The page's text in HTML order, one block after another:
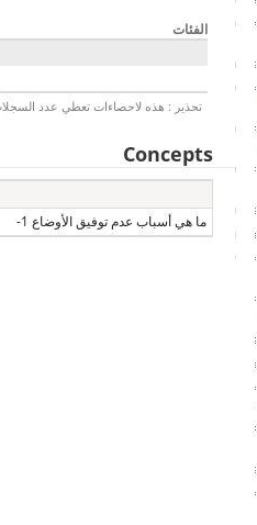
الفئات
تحذير : هذه لاحصاءات تعطي عدد السجلات
Concepts
ما هي أسباب عدم توفيق الأوضاع 1-